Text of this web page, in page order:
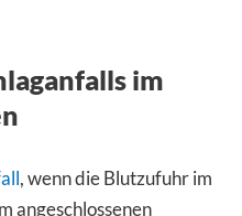
im
, wenn die Blutzufuhr im
angeschlossenen